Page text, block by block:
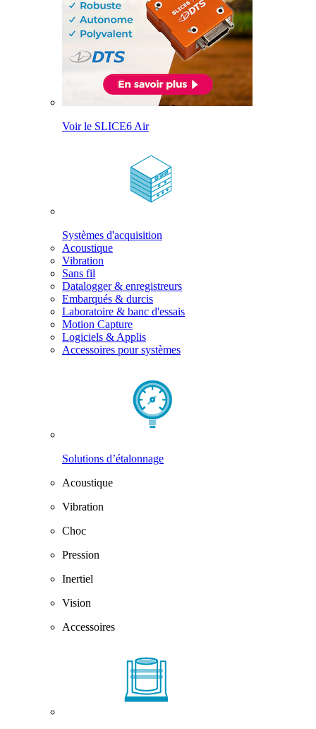
Voir le SLICE6 Air
Systèmes d'acquisition
Acoustique
Vibration
Sans fil
Datalogger & enregistreurs
Embarqués & durcis
Laboratoire & banc d'essais
Motion Capture
Logiciels & Applis
Accessoires pour systèmes
Solutions d’étalonnage
Acoustique
Vibration
Choc
Pression
Inertiel
Vision
Accessoires